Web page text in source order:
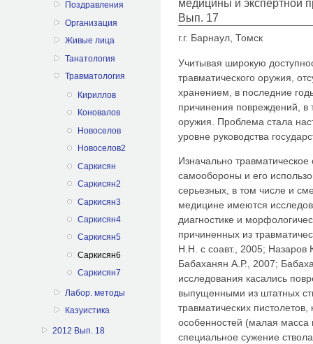
Поздравления
Организация
Живые лица
Танатология
Травматология
Кириллов
Коновалов
Новоселов
Новоселов2
Саркисян
Саркисян2
Саркисян3
Саркисян4
Саркисян5
Саркисян6
Саркисян7
Лабор. методы
Казуистика
2012 Вып. 18
медицины и экспертной
Вып. 17
г.г. Барнаул, Томск
Учитывая широкую
травматического оружия,
хранением, в последние
причинения повреждений, в
оружия. Проблема стала
уровне руководства
Изначально
самообороны и его
серьезных, в том числе и
медицине имеются
диагностике и
причиненных из
Н.Н. с соавт., 2005;
Бабаханян А.Р., 2007;
исследования касались
выпущенными из штатных
травматических
особенностей (малая
специальное сужение